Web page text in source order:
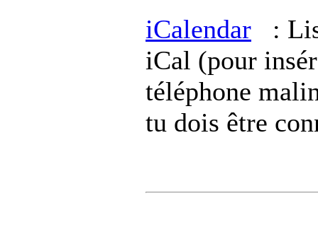
iCalendar :
iCal (pour
téléphone
tu dois être